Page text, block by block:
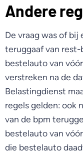
Andere
De vraag was of
teruggaaf van rest-
bestelauto van
verstreken na de
Belastingdienst
regels gelden: ook
van de bpm
bestelauto van
die bestelauto